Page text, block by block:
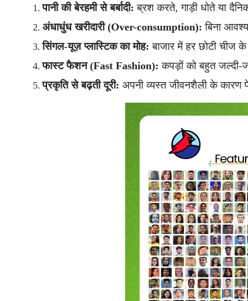
पानी की बेरहमी से बर्बादी: ब्रश करते, गाड़ी धोते या
अंधाधुंध खरीदारी (Over-consumption): बिना
सिंगल-यूज़ प्लास्टिक का मोह: बाजार में हर छोटी चीज
फास्ट फैशन (Fast Fashion): कपड़ों को बहुत जल्दी-
प्रकृति से बढ़ती दूरी: अपनी व्यस्त जीवनशैली के कारण